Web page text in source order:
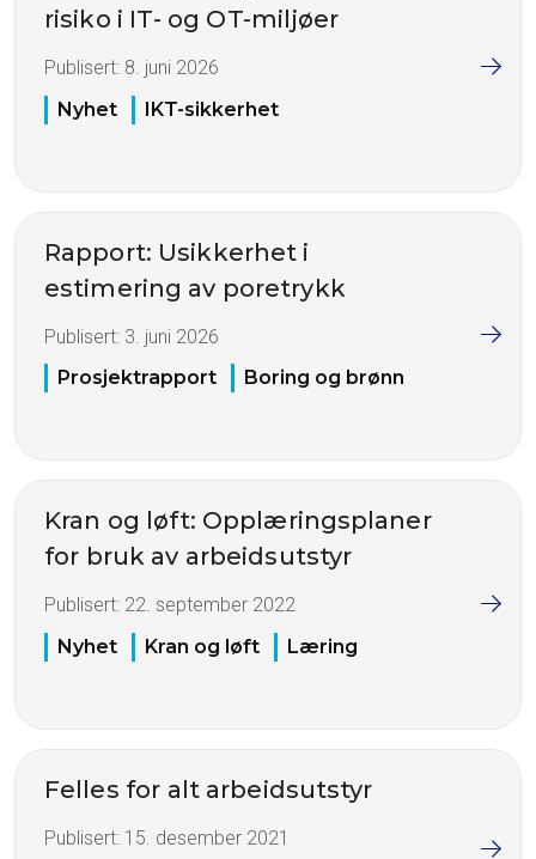
risiko i IT- og OT-miljøer
Publisert: 8. juni 2026
Nyhet
IKT-sikkerhet
Rapport: Usikkerhet i
estimering av poretrykk
Publisert: 3. juni 2026
Prosjektrapport
Boring og brønn
Kran og løft: Opplæringsplaner
for bruk av arbeidsutstyr
Publisert: 22. september 2022
Nyhet
Kran og løft Læring
Felles for alt arbeidsutstyr
Publisert: 15. desember 2021